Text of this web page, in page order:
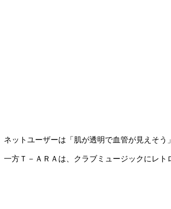
ネットユーザーは「肌が透明で血管が見えそ
一方Ｔ－ＡＲＡは、クラブミュージックにレト